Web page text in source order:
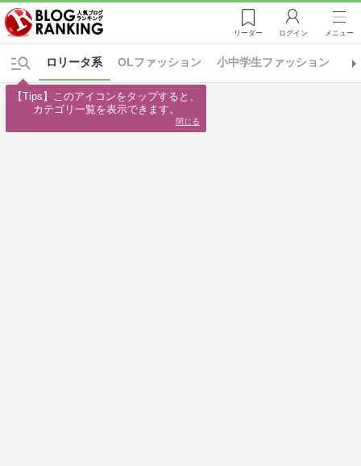
リーダー ログイン メニュー
OLファッション 小中学生ファッション
ロリータ系
【Tips】このアイコンをタップすると、
カテゴリ一覧を表示できます。
閉じる